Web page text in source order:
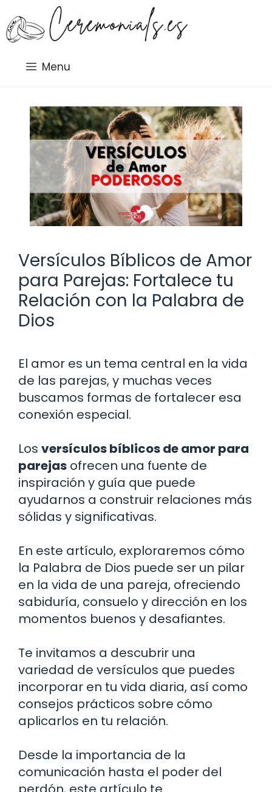
al
contenido
Menu
Versículos Bíblicos de Amor
para Parejas: Fortalece tu
Relación con la Palabra de
Dios
El amor es un tema central en la vida
de las parejas, y muchas veces
buscamos formas de fortalecer esa
conexión especial.
Los versículos bíblicos de amor para
parejas ofrecen una fuente de
inspiración y guía que puede
ayudarnos a construir relaciones más
sólidas y significativas.
En este artículo, exploraremos cómo
la Palabra de Dios puede ser un pilar
en la vida de una pareja, ofreciendo
sabiduría, consuelo y dirección en los
momentos buenos y desafiantes.
Te invitamos a descubrir una
variedad de versículos que puedes
incorporar en tu vida diaria, así como
consejos prácticos sobre cómo
aplicarlos en tu relación.
Desde la importancia de la
comunicación hasta el poder del